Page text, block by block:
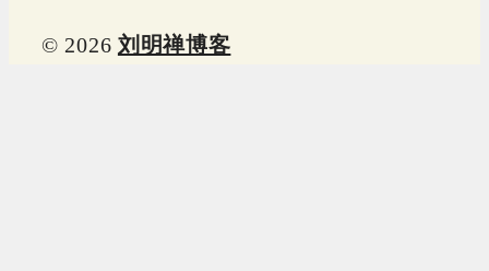
© 2026 刘明禅博客